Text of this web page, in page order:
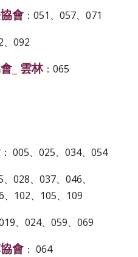
會 ：051、057、071
、092
_ 雲林：065
： 005、025、034、054
、028、037、046、
102、105、109
019、024、059、069
會 ： 064